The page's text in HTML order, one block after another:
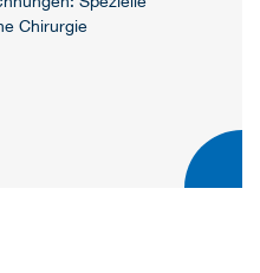
Chirurgie